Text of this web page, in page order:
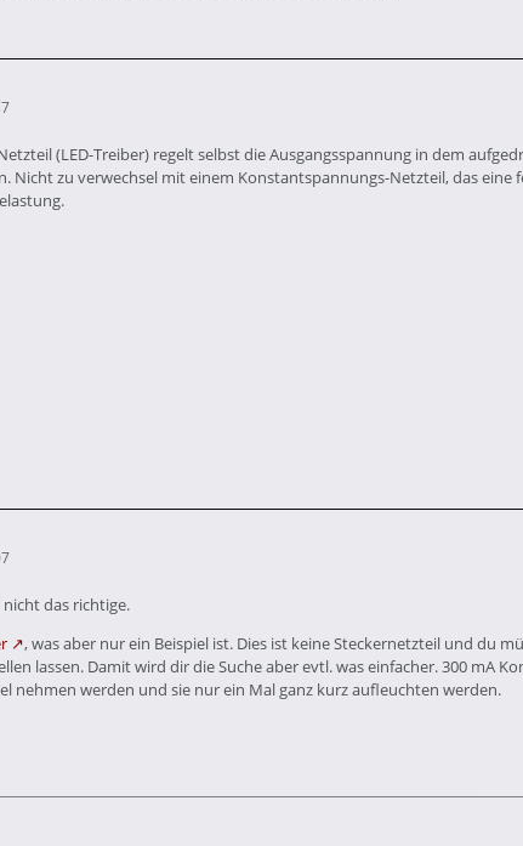
(LED-Treiber) regelt selbst die Ausgangsspannung in dem
Nicht zu verwechsel mit einem Konstantspannungs-Netzteil, das eine
nicht das richtige.
, was aber nur ein Beispiel ist. Dies ist keine Steckernetzteil und du
lassen. Damit wird dir die Suche aber evtl. was einfacher. 300 mA
nehmen werden und sie nur ein Mal ganz kurz aufleuchten werden.